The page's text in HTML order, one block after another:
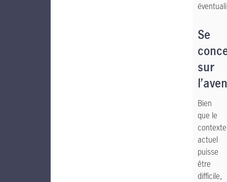
Se
sur
Bien
que le
contexte
actuel
puisse
être
difficile,